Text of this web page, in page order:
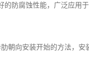
的防腐蚀性能，广泛应用
肋朝向安装开始的方法，